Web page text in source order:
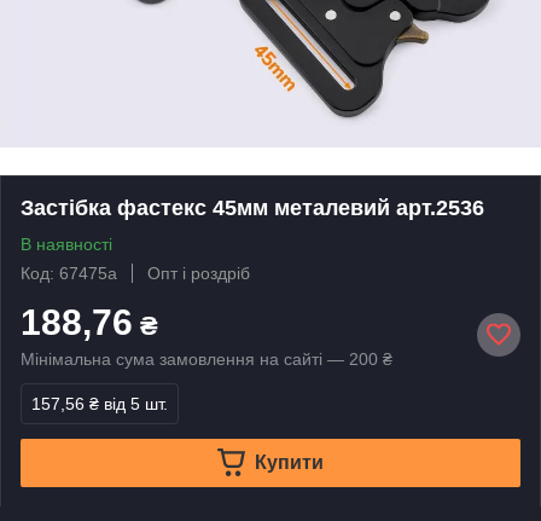
Застібка фастекс 45мм металевий арт.2536
В наявності
Код: 67475а
Опт і роздріб
188,76 ₴
Мінімальна сума замовлення на сайті — 200 ₴
157,56 ₴ від 5 шт.
Купити